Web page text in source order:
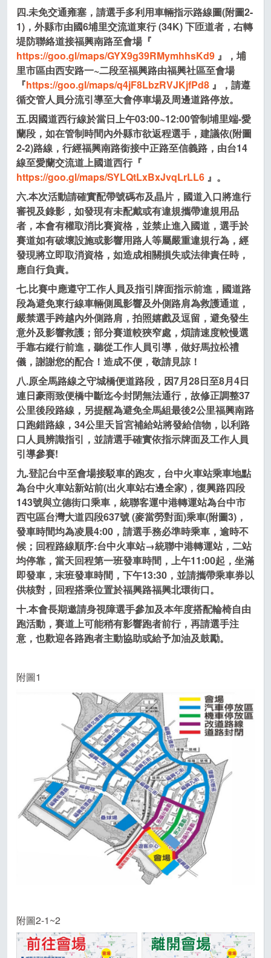
四.未免交通雍塞，請選手多利用車輛指示路線圖(附圖2-
1) ，外縣市由國6埔里交流道東行 (34K) 下匝道者，右轉
堤防聯絡道接福興南路至會場『
https://goo.gl/maps/GYX9g39RMymhhsKd9 』，埔
里市區由西安路一~二段至福興路由福興社區至會場
『https://goo.gl/maps/q4jF8LbzRVJKjfPd8 』，請遵
循交管人員分流引導至大會停車場及周邊道路停放。
五.因國道西行線於當日上午03:00~12:00管制埔里端-愛
蘭段，如在管制時間內外縣市欲返程選手，建議依(附圖
2-2)路線，行經福興南路銜接中正路至信義路，由台14
線至愛蘭交流道上國道西行『
https://goo.gl/maps/SYLQtLxBxJvqLrLL6 』。
六.本次活動請確實配帶號碼布及晶片，國道入口將進行
審視及錄影，如發現有未配戴或有違規攜帶違規用品
者，本會有權取消比賽資格，並禁止進入國道，選手於
賽道如有破壞設施或影響用路人等屬嚴重違規行為，經
發現將立即取消資格，如造成相關損失或法律責任時，
應自行負責。
七.比賽中應遵守工作人員及指引牌面指示前進， 國道路
段為避免東行線車輛側風影響及外側路肩為救護通道，
嚴禁選手跨越內外側路肩，拍照嬉戲及逗留 ，避免發生
意外及影響救護；部分賽道較狹窄處，煩請速度較慢選
手靠右縱行前進，聽從工作人員引導，做好馬拉松禮
儀，謝謝您的配合！造成不便，敬請見諒！
八.原全馬路線之守城橋便道路段，因7月28日至8月4日
連日豪雨致便橋中斷迄今封閉無法通行，故修正調整37
公里後段路線，另提醒為避免全馬組最後2公里福興南路
口跑錯路線，34公里天旨宮補給站將發給信物，以利路
口人員辨識指引，並請選手確實依指示牌面及工作人員
引導參賽!
九.登記台中至會場接駁車的跑友，台中火車站乘車地點
為台中火車站新站前(出火車站右邊全家)，復興路四段
143號與立德街口乘車，統聯客運中港轉運站為台中市
西屯區台灣大道四段637號 (麥當勞對面)乘車(附圖3) ，
發車時間均為凌晨4:00 ，請選手務必準時乘車，逾時不
候；回程路線順序:台中火車站→統聯中港轉運站，二站
均停靠，當天回程第一班發車時間，上午11:00起，坐滿
即發車，末班發車時間，下午13:30 ，並請攜帶乘車券以
供核對，回程搭乘位置於福興路福興北環街口。
十.本會長期邀請身視障選手參加及本年度搭配輪椅自由
跑活動，賽道上可能稍有影響跑者前行，再請選手注
意，也歡迎各路跑者主動協助或給予加油及鼓勵。
附圖1
附圖2-1~2